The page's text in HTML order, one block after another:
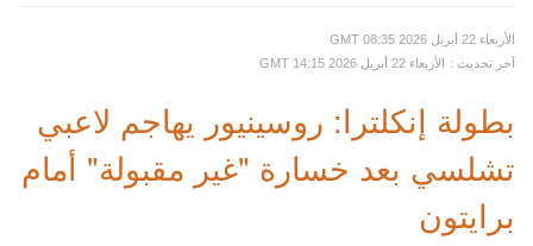
GMT الأربعاء 22 أبريل 2026 08:35
GMT الأربعاء 22 أبريل 2026 14:15
: آخر تحديث
بطولة إنكلترا: روسينيور يهاجم لاعبي
تشلسي بعد خسارة "غير مقبولة" أمام
برايتون